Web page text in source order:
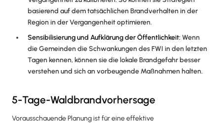
basierend auf dem tatsächlichen Brandverhalten in der
Region in der Vergangenheit optimieren.
Sensibilisierung und Aufklärung der Öffentlichkeit: Wenn
die Gemeinden die Schwankungen des FWI in den letzten
Tagen kennen, können sie die lokale Brandgefahr besser
verstehen und sich an vorbeugende Maßnahmen halten.
5-Tage-Waldbrandvorhersage
Vorausschauende Planung ist für eine effektive